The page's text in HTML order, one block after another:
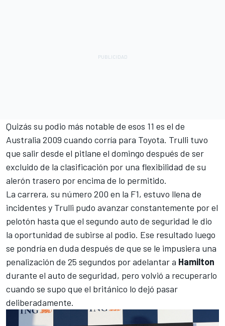
Quizás su podio más notable de esos 11 es el de
Australia 2009 cuando corría para Toyota. Trulli tuvo
que salir desde el pitlane el domingo después de ser
excluido de la clasificación por una flexibilidad de su
alerón trasero por encima de lo permitido.
La carrera, su número 200 en la F1, estuvo llena de
incidentes y Trulli pudo avanzar constantemente por el
pelotón hasta que el segundo auto de seguridad le dio
la oportunidad de subirse al podio. Ese resultado luego
se pondría en duda después de que se le impusiera una
penalización de 25 segundos por adelantar a Hamilton
durante el auto de seguridad, pero volvió a recuperarlo
cuando se supo que el británico lo dejó pasar
deliberadamente.